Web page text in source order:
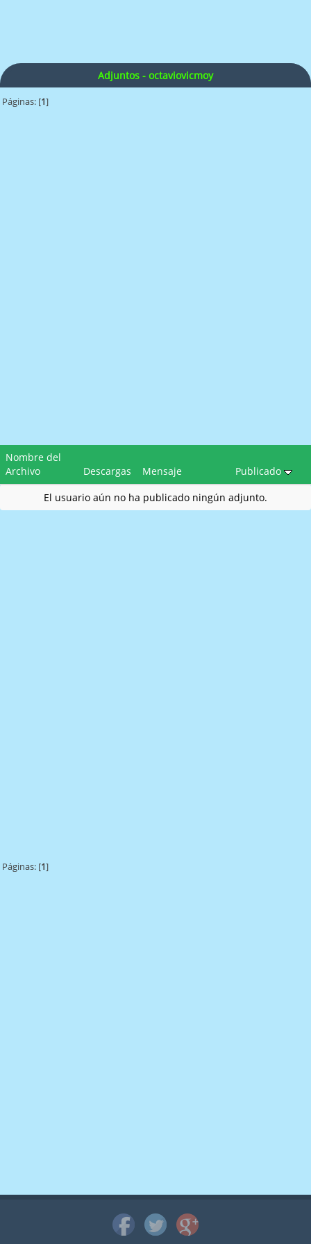
Adjuntos - octaviovicmoy
Páginas: [1]
Nombre del
Archivo
Descargas Mensaje
Publicado
El usuario aún no ha publicado ningún adjunto.
Páginas: [1]